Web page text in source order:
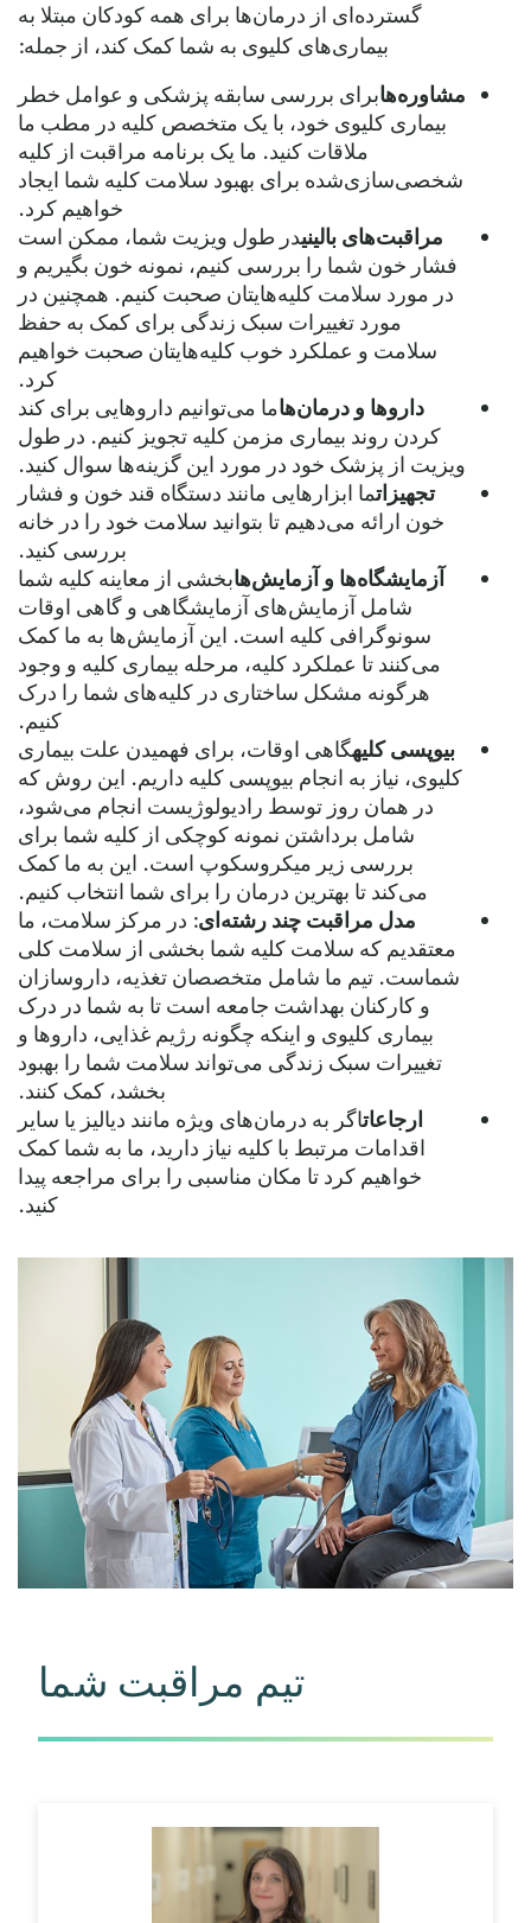
گسترده‌ای از درمان‌ها برای همه کودکان مبتلا به
بیماری‌های کلیوی به شما کمک کند، از جمله:
مشاوره‌هابرای بررسی سابقه پزشکی و عوامل خطر
بیماری کلیوی خود، با یک متخصص کلیه در مطب ما
ملاقات کنید. ما یک برنامه مراقبت از کلیه
شخصی‌سازی‌شده برای بهبود سلامت کلیه شما ایجاد
خواهیم کرد.
مراقبت‌های بالینیدر طول ویزیت شما، ممکن است
فشار خون شما را بررسی کنیم، نمونه خون بگیریم و
در مورد سلامت کلیه‌هایتان صحبت کنیم. همچنین در
مورد تغییرات سبک زندگی برای کمک به حفظ
سلامت و عملکرد خوب کلیه‌هایتان صحبت خواهیم
کرد.
داروها و درمان‌هاما می‌توانیم داروهایی برای کند
کردن روند بیماری مزمن کلیه تجویز کنیم. در طول
ویزیت از پزشک خود در مورد این گزینه‌ها سوال کنید.
تجهیزاتما ابزارهایی مانند دستگاه قند خون و فشار
خون ارائه می‌دهیم تا بتوانید سلامت خود را در خانه
بررسی کنید.
آزمایشگاه‌ها و آزمایش‌هابخشی از معاینه کلیه شما
شامل آزمایش‌های آزمایشگاهی و گاهی اوقات
سونوگرافی کلیه است. این آزمایش‌ها به ما کمک
می‌کنند تا عملکرد کلیه، مرحله بیماری کلیه و وجود
هرگونه مشکل ساختاری در کلیه‌های شما را درک
کنیم.
بیوپسی کلیهگاهی اوقات، برای فهمیدن علت بیماری
کلیوی، نیاز به انجام بیوپسی کلیه داریم. این روش که
در همان روز توسط رادیولوژیست انجام می‌شود،
شامل برداشتن نمونه کوچکی از کلیه شما برای
بررسی زیر میکروسکوپ است. این به ما کمک
می‌کند تا بهترین درمان را برای شما انتخاب کنیم.
مدل مراقبت چند رشته‌ای: در مرکز سلامت، ما
معتقدیم که سلامت کلیه شما بخشی از سلامت کلی
شماست. تیم ما شامل متخصصان تغذیه، داروسازان
و کارکنان بهداشت جامعه است تا به شما در درک
بیماری کلیوی و اینکه چگونه رژیم غذایی، داروها و
تغییرات سبک زندگی می‌تواند سلامت شما را بهبود
بخشد، کمک کنند.
ارجاعاتاگر به درمان‌های ویژه مانند دیالیز یا سایر
اقدامات مرتبط با کلیه نیاز دارید، ما به شما کمک
خواهیم کرد تا مکان مناسبی را برای مراجعه پیدا
کنید.
تیم مراقبت شما